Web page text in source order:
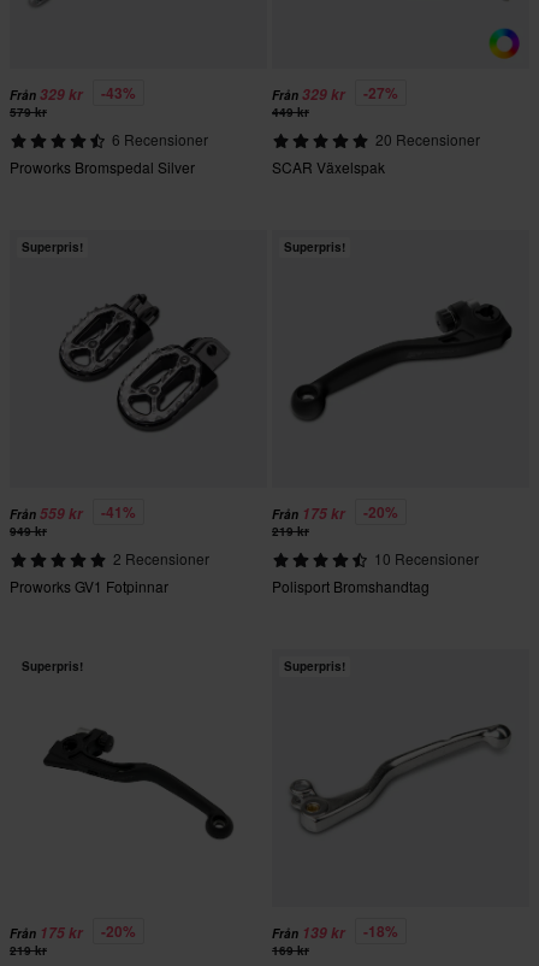
Från 329 kr -43%
579 kr
6 Recensioner
Proworks Bromspedal Silver
Från 329 kr -27%
449 kr
20 Recensioner
SCAR Växelspak
Superpris!
Från 559 kr -41%
949 kr
2 Recensioner
Proworks GV1 Fotpinnar
Superpris!
Från 175 kr -20%
219 kr
10 Recensioner
Polisport Bromshandtag
Superpris!
Från 175 kr -20%
219 kr
Superpris!
Från 139 kr -18%
169 kr